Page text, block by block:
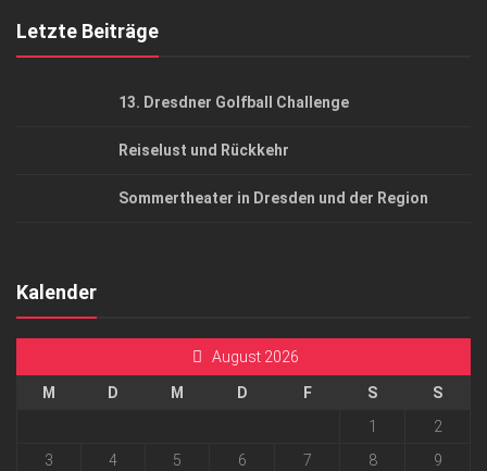
Letzte Beiträge
13. Dresdner Golfball Challenge
Reiselust und Rückkehr
Sommertheater in Dresden und der Region
Kalender
August 2026
M D M D F S
S
1
2
3
4 5 6 7 8
9